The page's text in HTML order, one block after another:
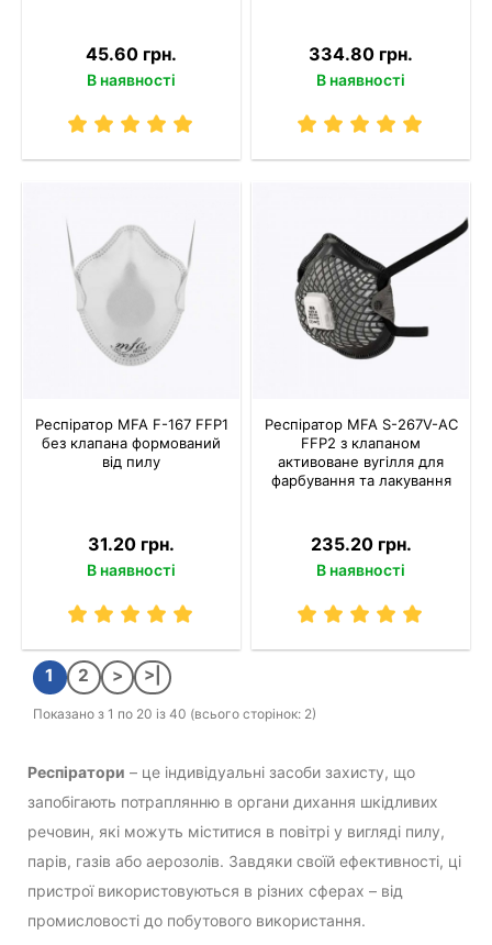
45.60 грн.
В наявності
334.80 грн.
В наявності
Респіратор MFA F-167 FFP1
без клапана формований
від пилу
31.20 грн.
В наявності
Респіратор MFA S-267V-AC
FFP2 з клапаном
активоване вугілля для
фарбування та лакування
235.20 грн.
В наявності
1 2 > >|
Показано з 1 по 20 із 40 (всього сторінок: 2)
Респіратори – це індивідуальні засоби захисту, що
запобігають потраплянню в органи дихання шкідливих
речовин, які можуть міститися в повітрі у вигляді пилу,
парів, газів або аерозолів. Завдяки своїй ефективності, ці
пристрої використовуються в різних сферах – від
промисловості до побутового використання.